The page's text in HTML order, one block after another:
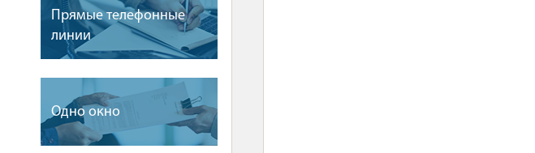
Прямые телефонные
линии
Одно окно